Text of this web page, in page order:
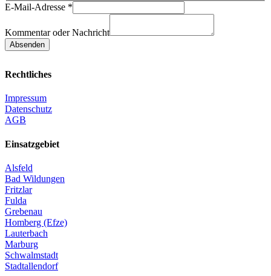
Nachricht
Mail-
Adresse
Kommentar
E-Mail-Adresse *
Kommentar oder Nachricht
Absenden
Rechtliches
Impressum
Datenschutz
AGB
Einsatzgebiet
Alsfeld
Bad Wildungen
Fritzlar
Fulda
Grebenau
Homberg (Efze)
Lauterbach
Marburg
Schwalmstadt
Stadtallendorf